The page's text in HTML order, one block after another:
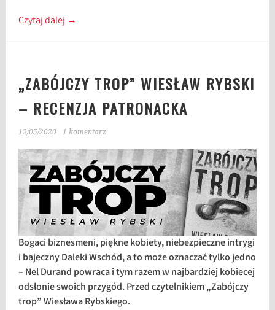
Czytaj dalej →
„ZABÓJCZY TROP” WIESŁAW RYBSKI
– RECENZJA PATRONACKA
12/05/2020 1 komentarz
Bogaci biznesmeni, piękne kobiety, niebezpieczne intrygi
i bajeczny Daleki Wschód, a to może oznaczać tylko jedno
– Nel Durand powraca i tym razem w najbardziej kobiecej
odsłonie swoich przygód. Przed czytelnikiem „Zabójczy
trop” Wiesława Rybskiego.